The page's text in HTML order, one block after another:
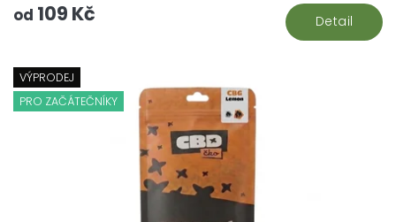
od 109 Kč Detail
VÝPRODEJ
PRO ZAČÁTEČNÍKY